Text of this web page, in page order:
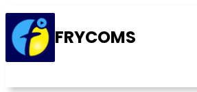
FRYCOMS